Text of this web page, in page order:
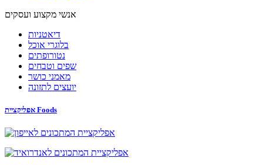
אנשי מקצוע ועסקים
דיאטניות
בלוגרי אוכל
נטורופתים
שפים וטבחים
מאמני כושר
יועצים לתזונה
אפליקציית Foods